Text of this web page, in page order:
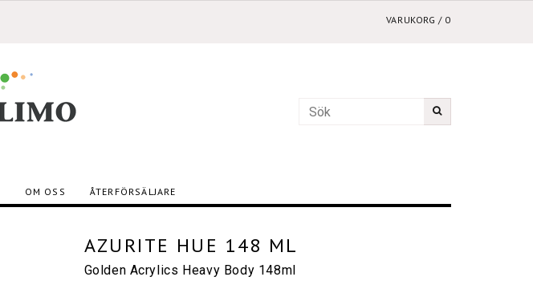
VARUKORG / 0
OM OSS ÅTERFÖRSÄLJARE
AZURITE HUE 148 ML
Golden Acrylics Heavy Body 148ml